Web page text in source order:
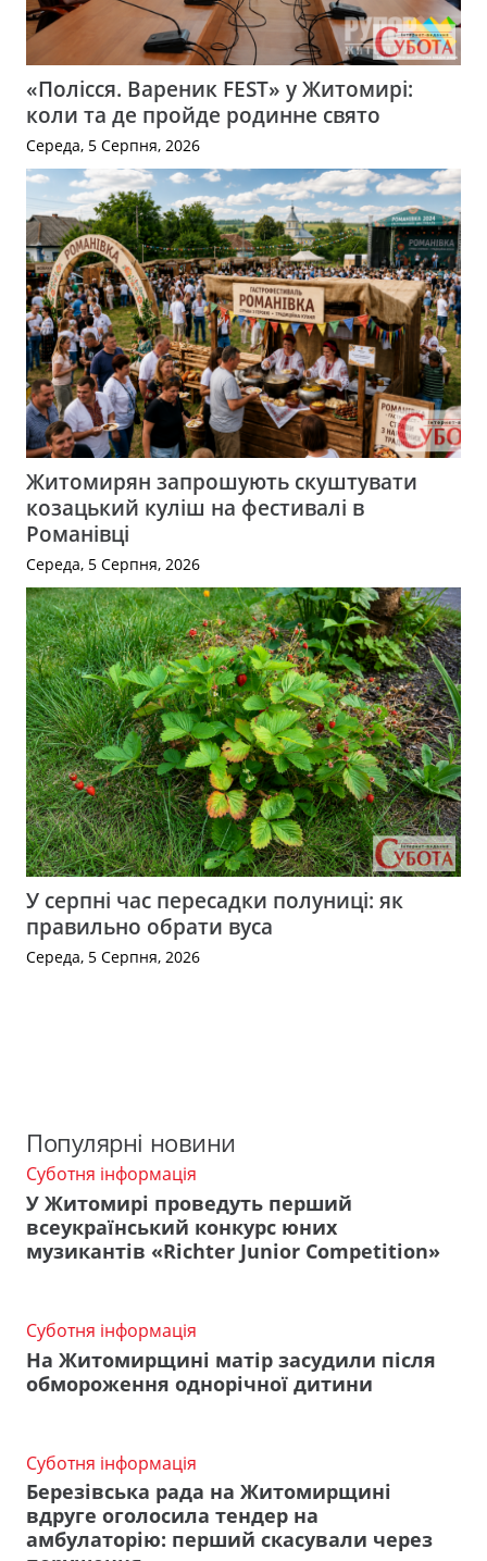
«Полісся. Вареник FEST» у Житомирі:
коли та де пройде родинне свято
Середа, 5 Серпня, 2026
Житомирян запрошують скуштувати
козацький куліш на фестивалі в
Романівці
Середа, 5 Серпня, 2026
У серпні час пересадки полуниці: як
правильно обрати вуса
Середа, 5 Серпня, 2026
Популярні новини
Суботня інформація
У Житомирі проведуть перший
всеукраїнський конкурс юних
музикантів «Richter Junior Competition»
Суботня інформація
На Житомирщині матір засудили після
обмороження однорічної дитини
Суботня інформація
Березівська рада на Житомирщині
вдруге оголосила тендер на
амбулаторію: перший скасували через